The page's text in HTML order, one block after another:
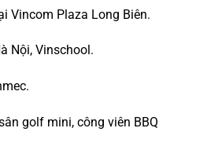
Vincom Plaza Long Biên.
Nội, Vinschool.
golf mini, công viên BBQ